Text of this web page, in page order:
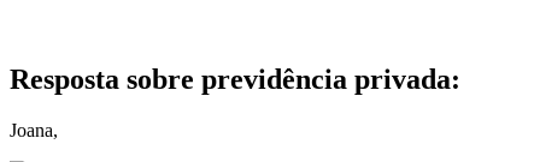
Resposta sobre previdência privada:
Joana,